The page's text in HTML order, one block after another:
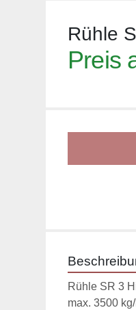
Rühle
Preis
Rühle SR 3
max. 3500